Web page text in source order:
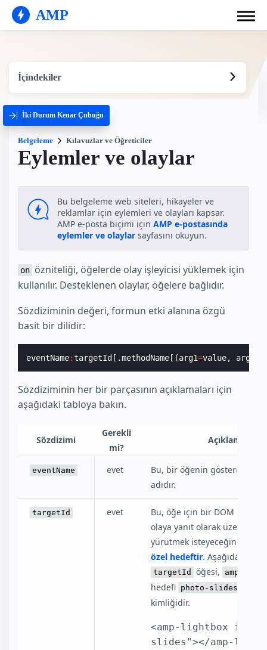
AMP
İçindekiler
İki Durum Kenar Çubuğu
Belgeleme Kılavuzlar ve Öğreticiler
Eylemler ve olaylar
Bu belgeleme web siteleri, hikayeler ve
reklamlar için eylemleri ve olayları kapsar.
AMP e-posta biçimi için AMP e-postasında
eylemler ve olaylar sayfasını okuyun.
on özniteliği, öğelerde olay işleyicisi yüklemek için
kullanılır. Desteklenen olaylar, öğelere bağlıdır.
Sözdiziminin değeri, formun etki alanına özgü
basit bir dilidir:
eventName:targetId [.methodName [(arg1=value, arg2
Sözdiziminin her bir parçasının açıklamaları için
aşağıdaki tabloya bakın.
Sözdizimi
Gerekli
mi?
Açıklama
eventName evet
Bu, bir öğenin gösterdiği
adıdır.
targetId evet
Bu, öğe için bir DOM kimliği
olaya yanıt olarak üzerinde
yürütmek isteyeceğiniz ön
özel hedeftir. Aşağıdaki
targetId öğesi, amp-
hedefi photo-slides
kimliğidir.
<amp-lightbox
slides"></amp-